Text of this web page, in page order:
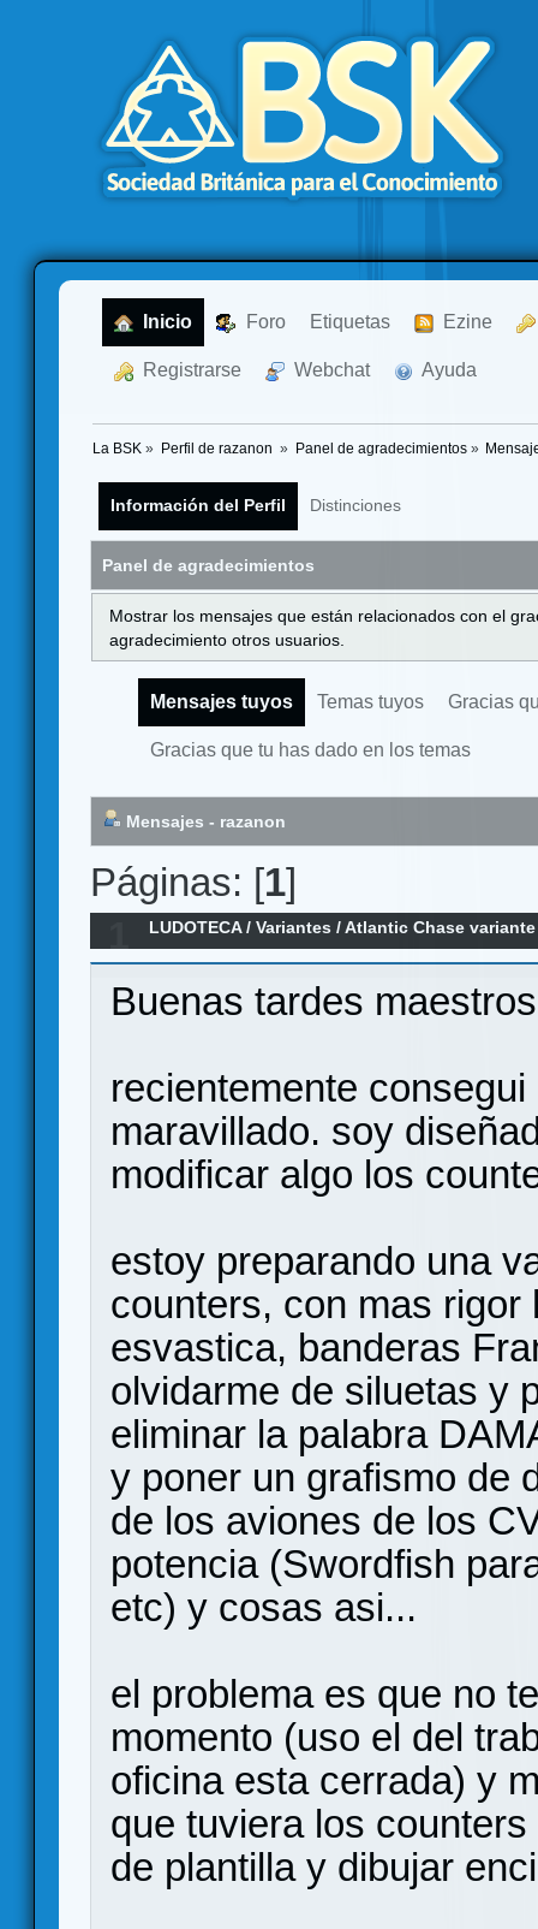
Inicio Foro Etiquetas Ezine
Registrarse Webchat Ayuda
La BSK » Perfil de razanon » Panel de agradecimientos»
Información del Perfil Distinciones
Panel de agradecimientos
Mostrar los mensajes que están relacionados con el
agradecimiento otros usuarios.
Mensajes tuyos Temas tuyos Gracias
Gracias que tu has dado en los temas
Mensajes - razanon
Páginas: [1]
LUDOTECA/Variantes /Atlantic Chase
Buenas tardes
recientemente
maravillado. soy
modificar algo los
estoy preparando una
counters, con mas
esvastica, banderas
olvidarme de siluetas y
eliminar la palabra
y poner un grafismo de
de los aviones de los
potencia (Swordfish
etc) y cosas asi...
el problema es que no
momento (uso el del
oficina esta cerrada) y
que tuviera los
de plantilla y dibujar